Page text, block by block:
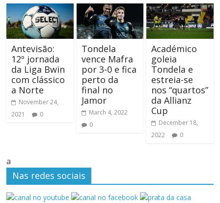
Antevisão:
12º jornada
da Liga Bwin
com clássico
a Norte
November 24,
2021
0
Tondela
vence Mafra
por 3-0 e fica
perto da
final no
Jamor
March 4, 2022
0
Académico
goleia
Tondela e
estreia-se
nos “quartos”
da Allianz
Cup
December 18,
2022
0
a
Nas redes sociais